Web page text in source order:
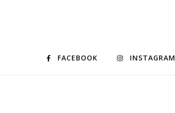
FACEBOOK INSTAGRAM